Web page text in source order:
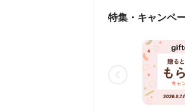
特集・キャンペ